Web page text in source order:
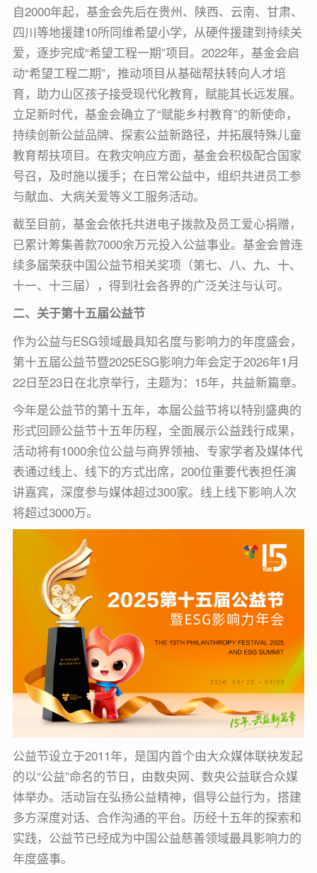
自2000年起，基金会先后在贵州、陕西、云南、甘肃、
四川等地援建10所同维希望小学，从硬件援建到持续关
爱，逐步完成“希望工程一期”项目。2022年，基金会启
动“希望工程二期”，推动项目从基础帮扶转向人才培
育，助力山区孩子接受现代化教育，赋能其长远发展。
立足新时代，基金会确立了“赋能乡村教育”的新使命，
持续创新公益品牌、探索公益新路径，并拓展特殊儿童
教育帮扶项目。在救灾响应方面，基金会积极配合国家
号召，及时施以援手；在日常公益中，组织共进员工参
与献血、大病关爱等义工服务活动。
截至目前，基金会依托共进电子拨款及员工爱心捐赠，
已累计筹集善款7000余万元投入公益事业。基金会曾连
续多届荣获中国公益节相关奖项（第七、八、九、十、
十一、十三届），得到社会各界的广泛关注与认可。
二、关于第十五届公益节
作为公益与ESG领域最具知名度与影响力的年度盛会，
第十五届公益节暨2025ESG影响力年会定于2026年1月
22日至23日在北京举行，主题为：15年，共益新篇章。
今年是公益节的第十五年，本届公益节将以特别盛典的
形式回顾公益节十五年历程，全面展示公益践行成果，
活动将有1000余位公益与商界领袖、专家学者及媒体代
表通过线上、线下的方式出席，200位重要代表担任演
讲嘉宾，深度参与媒体超过300家。线上线下影响人次
将超过3000万。
公益节设立于2011年，是国内首个由大众媒体联袂发起
的以“公益”命名的节日，由数央网、数央公益联合众媒
体举办。活动旨在弘扬公益精神，倡导公益行为，搭建
多方深度对话、合作沟通的平台。历经十五年的探索和
实践，公益节已经成为中国公益慈善领域最具影响力的
年度盛事。